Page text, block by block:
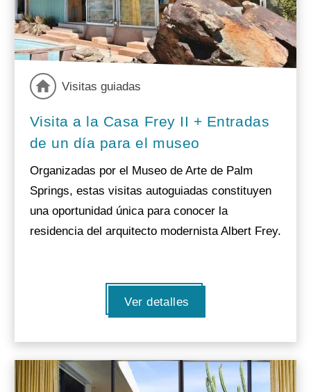
Visitas guiadas
Visita a la Casa Frey II + Entradas
de un día para el museo
Organizadas por el Museo de Arte de Palm
Springs, estas visitas autoguiadas constituyen
una oportunidad única para conocer la
residencia del arquitecto modernista Albert Frey.
Ver detalles